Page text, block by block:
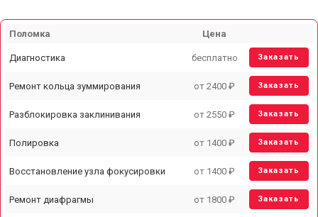
Поломка Цена
Диагностика бесплатно Заказать
Ремонт кольца зуммирования от 2400 ₽ Заказать
Разблокировка заклинивания от 2550 ₽ Заказать
Полировка от 1400 ₽ Заказать
Восстановление узла фокусировки от 1400 ₽ Заказать
Ремонт диафрагмы от 1800 ₽ Заказать